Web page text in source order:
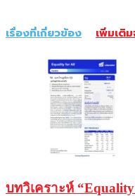
เรื่องที่เกี่ยวข้อง เพิ่มเติ
บทวิเคราะห์